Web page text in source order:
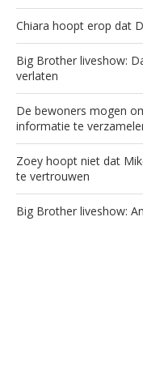
Chiara hoopt erop dat
Big Brother liveshow:
verlaten
De bewoners mogen
informatie te
Zoey hoopt niet dat
te vertrouwen
Big Brother liveshow: